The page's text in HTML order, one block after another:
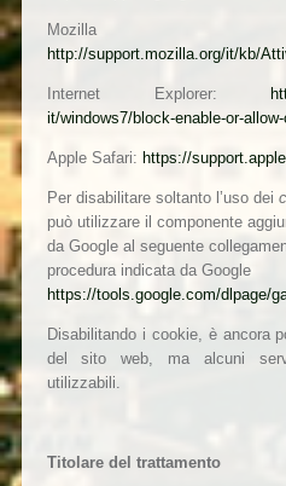
Mozilla
http://support.mozilla.org/it/kb/
Internet Explorer:
it/windows7/block-enable-or-
Apple Safari: https://
Per disabilitare soltanto l’uso dei
può utilizzare il componente
da Google al seguente
procedura indicata da Google
https://tools.google.com/dlpage/
Disabilitando i cookie, è ancora
del sito web, ma alcuni
utilizzabili.
Titolare del trattamento